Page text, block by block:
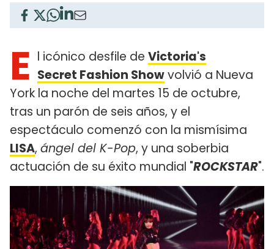
E l icónico desfile de Victoria's
Secret Fashion Showvolvió a Nueva
York la noche del martes 15 de octubre,
tras un parón de seis años, y el
espectáculo comenzó con la mismísima
LISA, ángel del K-Pop, y una soberbia
actuación de su éxito mundial "ROCKSTAR".